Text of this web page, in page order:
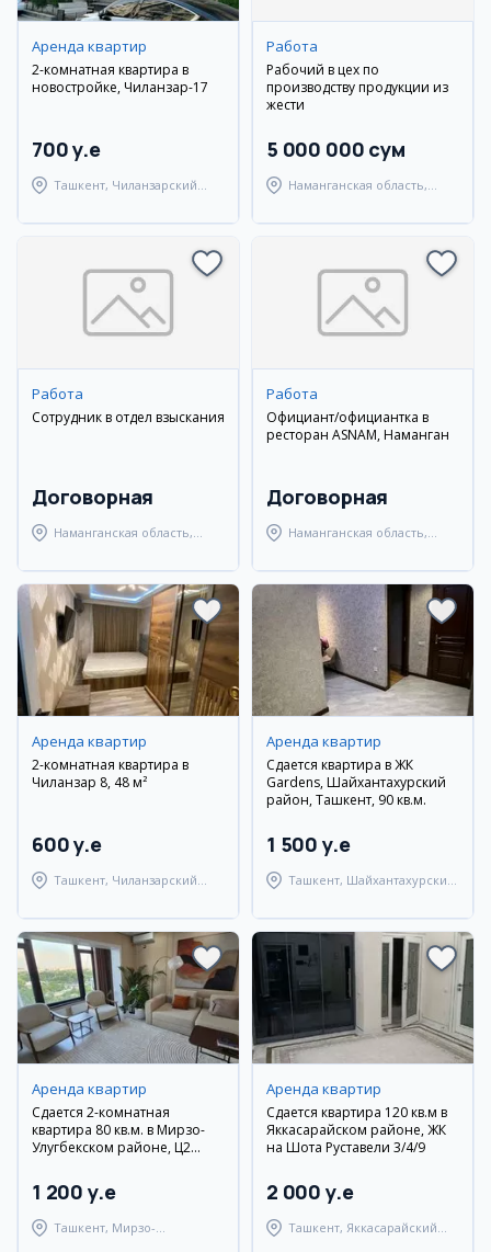
Аренда квартир
2-комнатная квартира в
новостройке, Чиланзар-17
700 y.e
Ташкент, Чиланзарский
Работа
Рабочий в цех по
производству продукции из
жести
5 000 000 сум
Наманганская область,
Работа
Сотрудник в отдел взыскания
Договорная
Наманганская область,
Работа
Официант/официантка в
ресторан ASNAM, Наманган
Договорная
Наманганская область,
Аренда квартир
2-комнатная квартира в
Чиланзар 8, 48 м²
600 y.e
Ташкент, Чиланзарский
Аренда квартир
Сдается квартира в ЖК
Gardens, Шайхантахурский
район, Ташкент, 90 кв.м.
1 500 y.e
Ташкент, Шайхантахурский
Аренда квартир
Сдается 2-комнатная
квартира 80 кв.м. в Мирзо-
Улугбекском районе, Ц2
и техникой
1 200 y.e
Ташкент, Мирзо-
Аренда квартир
Сдается квартира 120 кв.м в
Яккасарайском районе, ЖК
на Шота Руставели 3/4/9
2 000 y.e
Ташкент, Яккасарайский